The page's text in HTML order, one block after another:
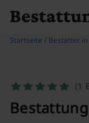
Startseite / Bestatter
(1